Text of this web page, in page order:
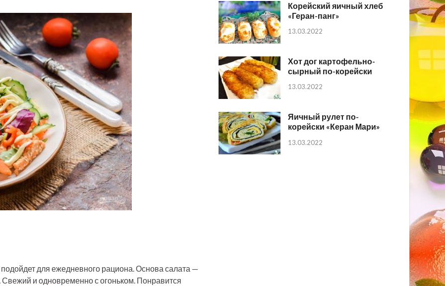
для ежедневного рациона. Основа салата —
и одновременно с огоньком. Понравится
Корейский яичный хлеб
«Геран-панг»
13.03.2022
Хот дог картофельно-
сырный по-корейски
13.03.2022
Яичный рулет по-
корейски «Керан Мари»
13.03.2022